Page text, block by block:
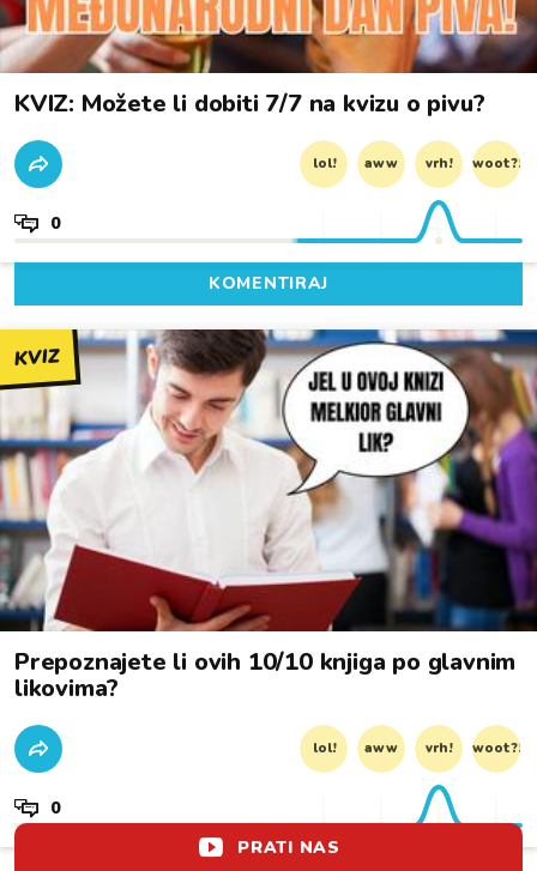
KVIZ: Možete li dobiti 7/7 na kvizu o pivu?
lol! aww vrh! woot?!
0
KOMENTIRAJ
KVIZ
Prepoznajete li ovih 10/10 knjiga po glavnim
likovima?
lol! aww vrh! woot?!
0
PRATI NAS